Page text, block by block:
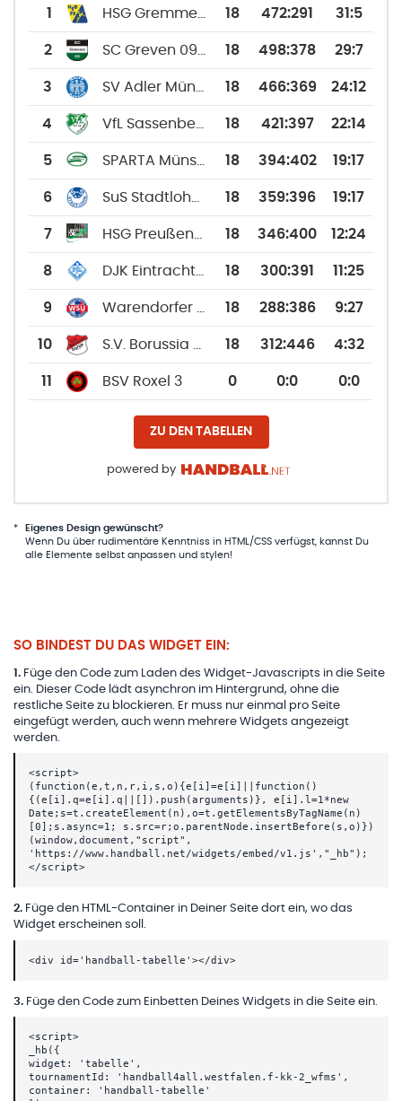
1 18 472:291 31:5
2 18 498:378 29:7
3 18 466:369 24:12
4 18 421:397 22:14
5 18 394:402 19:17
6 18 359:396 19:17
7 18 346:400 12:24
8 18 300:391 11:25
9 18 288:386 9:27
10 18 312:446 4:32
11 BSV Roxel 3 0 0:0 0:0
ZU DEN TABELLEN
powered by
*
Eigenes Design gewünscht?
Wenn Du über rudimentäre Kenntniss in HTML/CSS verfügst, kannst Du
alle Elemente selbst anpassen und stylen!
SO BINDEST DU DAS WIDGET EIN:
1 . Füge den Code zum Laden des Widget-Javascripts in die Seite
ein. Dieser Code lädt asynchron im Hintergrund, ohne die
restliche Seite zu blockieren. Er muss nur einmal pro Seite
eingefügt werden, auch wenn mehrere Widgets angezeigt
werden.
<script>
(function(e,t,n,r,i,s,o){e[i]=e[i]||function()
{(e[i].q=e[i].q||[]).push(arguments)}, e[i].l=1*new
Date;s=t.createElement(n),o=t.getElementsByTagName(n)
[0];s.async=1; s.src=r;o.parentNode.insertBefore(s,o)})
(window,document,"script",
'https://www.handball.net/widgets/embed/v1.js',"_hb");
</script>
2. Füge den HTML-Container in Deiner Seite dort ein, wo das
Widget erscheinen soll.
<div id='handball-tabelle'></div>
3. Füge den Code zum Einbetten Deines Widgets in die Seite ein.
<script>
_hb({
widget: 'tabelle',
tournamentId: 'handball4all.westfalen.f-kk-2_wfms',
container: 'handball-tabelle'